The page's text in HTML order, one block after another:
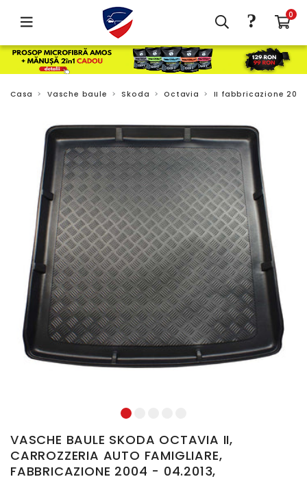
0
?
Casa Vasche baule Skoda Octavia II fabbricazione
1
VASCHE BAULE SKODA OCTAVIA II,
CARROZZERIA AUTO FAMIGLIARE,
FABBRICAZIONE 2004 - 04.2013,